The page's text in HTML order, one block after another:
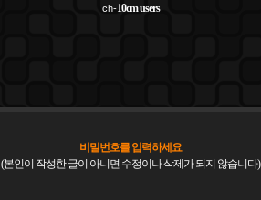
ch-10cmusers
비밀번호를 입력하세요
(본인이 작성한 글이 아니면 수정이나 삭제가 되지 않습니다)